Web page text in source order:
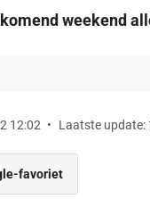
weekend
12:02 Laatste update:
favoriet